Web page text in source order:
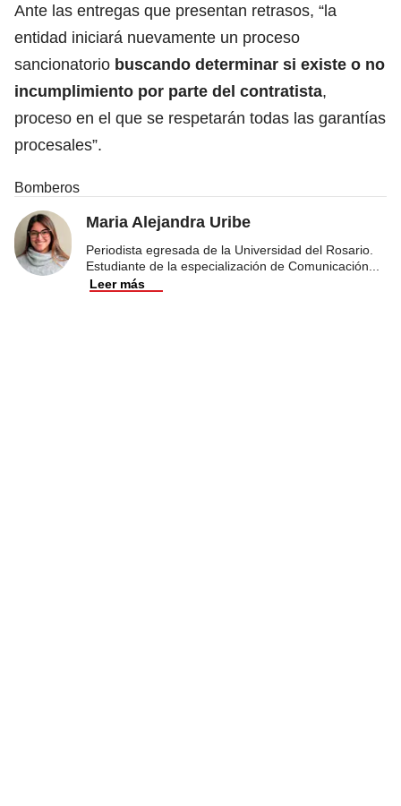
Ante las entregas que presentan retrasos, “la
entidad iniciará nuevamente un proceso
sancionatorio buscando determinar si existe o no
incumplimiento por parte del contratista,
proceso en el que se respetarán todas las garantías
procesales”.
Bomberos
Maria Alejandra Uribe
Periodista egresada de la Universidad del Rosario.
Estudiante de la especialización de Comunicación
Leer más